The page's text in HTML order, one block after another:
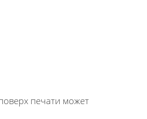
печати может